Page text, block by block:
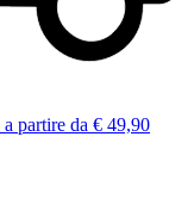
a partire da € 49,90